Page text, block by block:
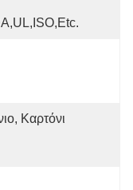
Καρτόνι